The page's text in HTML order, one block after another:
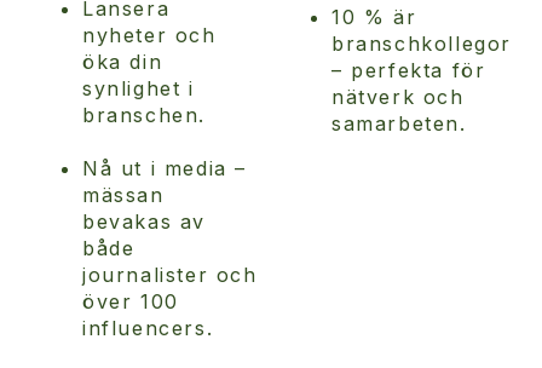
Lansera
nyheter och
öka din
synlighet i
branschen.
Nå ut i media –
mässan
bevakas av
både
journalister och
över 100
influencers.
10 % är
branschkollegor
– perfekta för
nätverk och
samarbeten.